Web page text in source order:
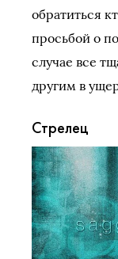
обратиться
просьбой о
случае все
другим в
Стрелец